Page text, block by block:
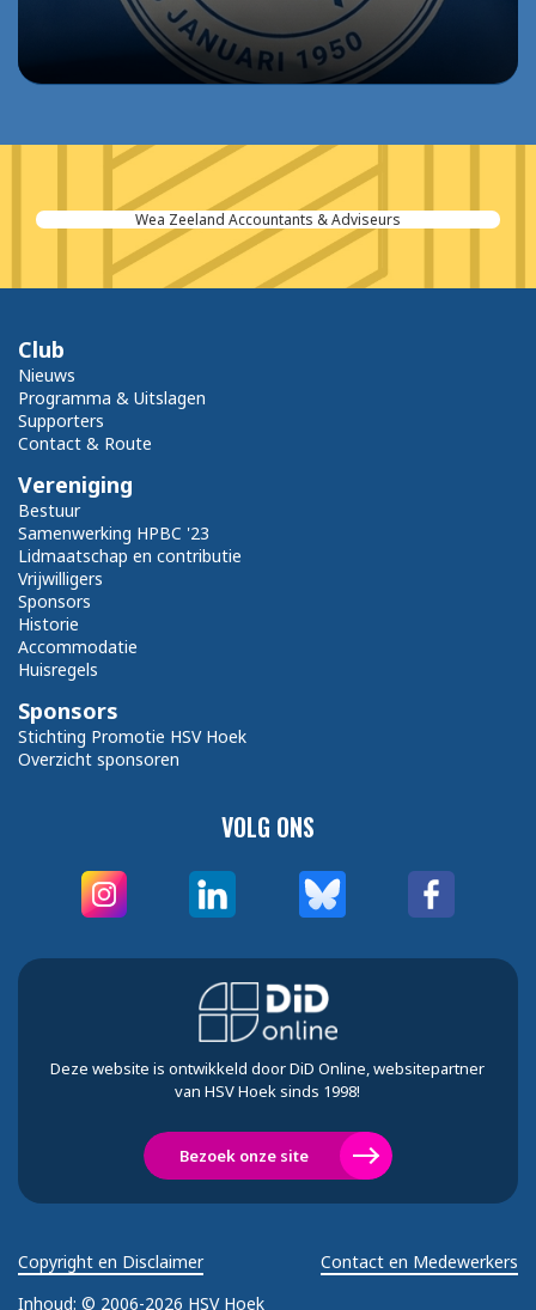
Wea Zeeland Accountants & Adviseurs
VOLG ONS
Club
Nieuws
Programma & Uitslagen
Supporters
Contact & Route
Vereniging
Bestuur
Samenwerking HPBC '23
Lidmaatschap en contributie
Vrijwilligers
Sponsors
Historie
Accommodatie
Huisregels
Sponsors
Stichting Promotie HSV Hoek
Overzicht sponsoren
Deze website is ontwikkeld door DiD Online, websitepartner
van HSV Hoek sinds 1998!
Bezoek onze site
Inhoud: © 2006-2026 HSV Hoek
Copyright en Disclaimer Contact en Medewerkers